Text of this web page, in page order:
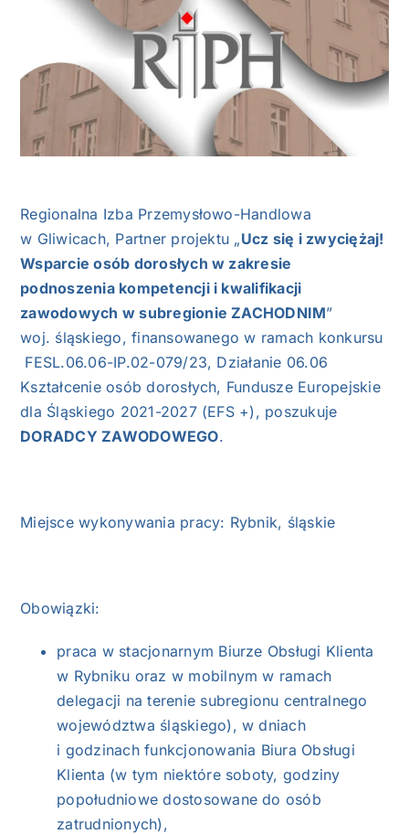
NASI EKSPERCI
GALERIA
SĄD ARBITRAŻOWY
MARKA ŚLĄSKIE
KONTAKT
Regionalna Izba Przemysłowo-Handlowa
w Gliwicach, Partner projektu „Ucz się i zwyciężaj!
Wsparcie osób dorosłych w zakresie
podnoszenia kompetencji i kwalifikacji
zawodowych w subregionie ZACHODNIM”
woj. śląskiego, finansowanego w ramach konkursu
FESL.06.06-IP.02-079/23, Działanie 06.06
Kształcenie osób dorosłych, Fundusze Europejskie
dla Śląskiego 2021-2027 (EFS +), poszukuje
DORADCY ZAWODOWEGO.
Miejsce wykonywania pracy: Rybnik, śląskie
Obowiązki:
praca w stacjonarnym Biurze Obsługi Klienta
w Rybniku oraz w mobilnym w ramach
delegacji na terenie subregionu centralnego
województwa śląskiego), w dniach
i godzinach funkcjonowania Biura Obsługi
Klienta (w tym niektóre soboty, godziny
popołudniowe dostosowane do osób
zatrudnionych),